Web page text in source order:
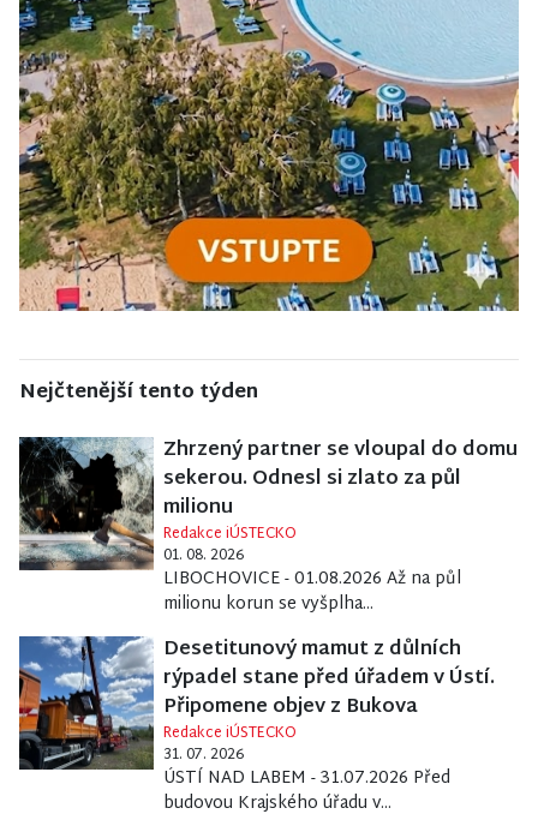
Nejčtenější tento týden
Zhrzený partner se vloupal do domu
sekerou. Odnesl si zlato za půl
milionu
Redakce iÚSTECKO
01. 08. 2026
LIBOCHOVICE - 01.08.2026 Až na půl
milionu korun se vyšplha...
Desetitunový mamut z důlních
rýpadel stane před úřadem v Ústí.
Připomene objev z Bukova
Redakce iÚSTECKO
31. 07. 2026
ÚSTÍ NAD LABEM - 31.07.2026 Před
budovou Krajského úřadu v...